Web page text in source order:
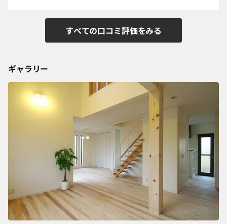
すべての口コミ評価をみる
ギャラリー